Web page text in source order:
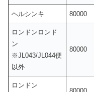
ヘルシンキ 80000
ロンドンロンド
ン
※JL043/JL044便
以外
80000
ロンドン